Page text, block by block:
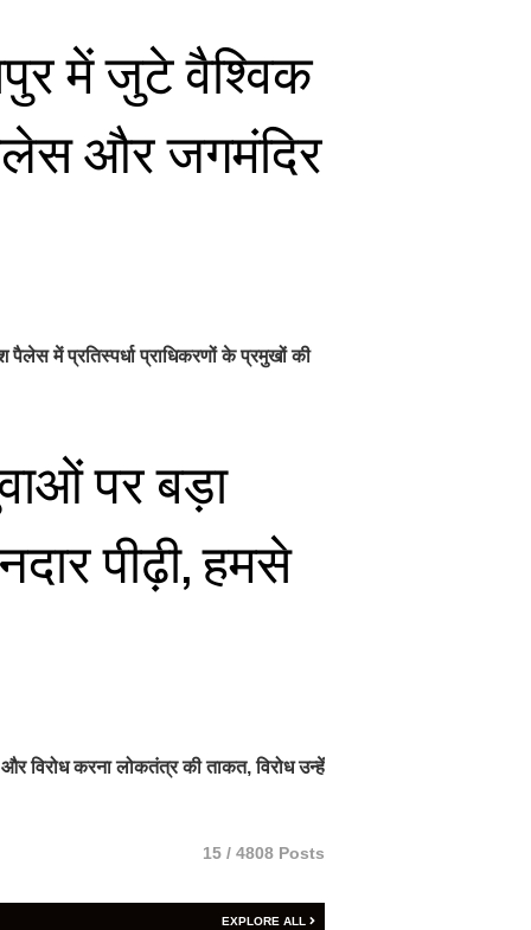
में जुटे वैश्विक
और जगमंदिर
में प्रतिस्पर्धा प्राधिकरणों के प्रमुखों की
पर बड़ा
पीढ़ी, हमसे
विरोध करना लोकतंत्र की ताकत, विरोध उन्हें
15 / 4808 Posts
EXPLORE ALL